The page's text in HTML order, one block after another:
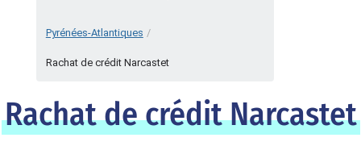
Pyrénées-Atlantiques /
Rachat de crédit Narcastet
Rachat de crédit Narcastet